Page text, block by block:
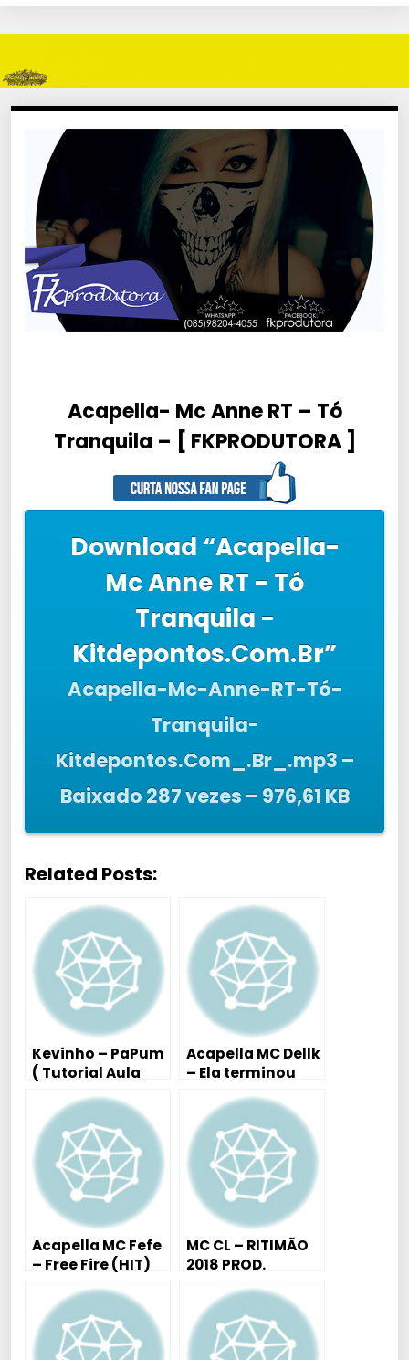
Acapella- Mc Anne RT – Tó
Tranquila – [ FKPRODUTORA ]
Download “Acapella-
Mc Anne RT - Tó
Tranquila -
Kitdepontos.Com.Br”
Acapella-Mc-Anne-RT-Tó-
Tranquila-
Kitdepontos.Com_.Br_.mp3 –
Baixado 287 vezes – 976,61 KB
Related Posts:
Kevinho – PaPum
( Tutorial Aula
Acapella MC Dellk
– Ela terminou
Acapella MC Fefe
– Free Fire (HIT)
Patatáh #2K18
MC CL – RITIMÃO
2018 PROD.